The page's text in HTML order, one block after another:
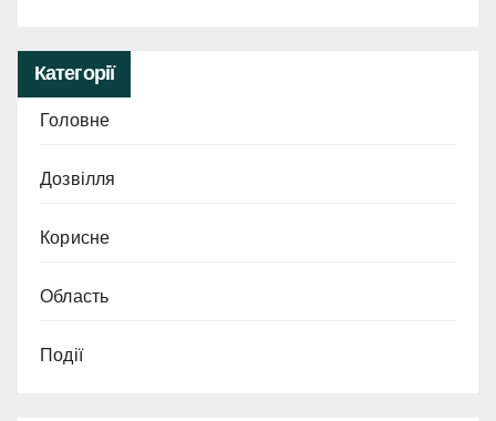
Категорії
Головне
Дозвілля
Корисне
Область
Події